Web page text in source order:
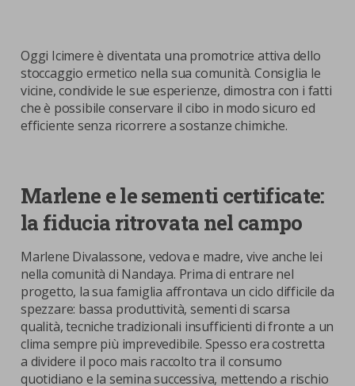
Oggi Icimere è diventata una promotrice attiva dello
stoccaggio ermetico nella sua comunità. Consiglia le
vicine, condivide le sue esperienze, dimostra con i fatti
che è possibile conservare il cibo in modo sicuro ed
efficiente senza ricorrere a sostanze chimiche.
Marlene e le sementi certificate:
la fiducia ritrovata nel campo
Marlene Divalassone, vedova e madre, vive anche lei
nella comunità di Nandaya. Prima di entrare nel
progetto, la sua famiglia affrontava un ciclo difficile da
spezzare: bassa produttività, sementi di scarsa
qualità, tecniche tradizionali insufficienti di fronte a un
clima sempre più imprevedibile. Spesso era costretta
a dividere il poco mais raccolto tra il consumo
quotidiano e la semina successiva, mettendo a rischio